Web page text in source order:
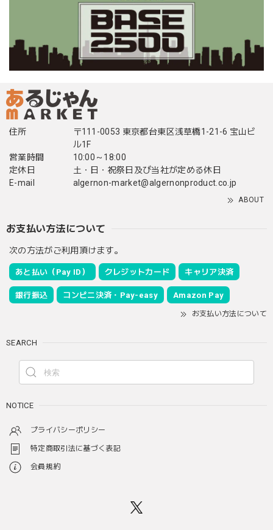
住所
〒111-0053 東京都台東区浅草橋1-21-6 宝山ビ
ル1F
営業時間
10:00～18:00
定休日
土・日・祝祭日及び当社が定める休日
E-mail
algernon-market@algernonproduct.co.jp
ABOUT
お支払い方法について
次の方法がご利用頂けます。
あと払い（Pay ID） クレジットカード キャリア決済
銀行振込 コンビニ決済・Pay-easy Amazon Pay
お支払い方法について
SEARCH
NOTICE
プライバシーポリシー
特定商取引法に基づく表記
会員規約